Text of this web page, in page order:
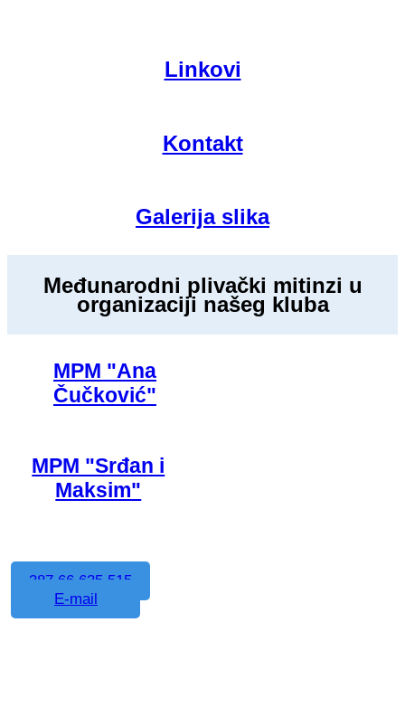
Linkovi
Kontakt
Galerija slika
Međunarodni plivački mitinzi u
organizaciji našeg kluba
MPM "Ana
Čučković"
MPM "Srđan i
Maksim"
387 66 635 515
E-mail